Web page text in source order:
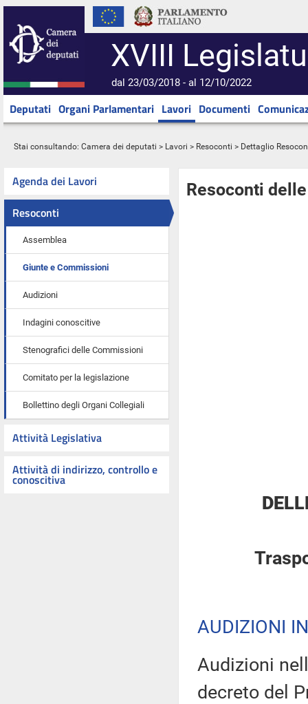
XVIII
dal 23/03/2018 - al 12/10/2022
Deputati Organi Parlamentari Lavori Documenti
Stai consultando: Camera dei deputati > Lavori > Resoconti > Dettaglio
Agenda dei Lavori
Resoconti
Assemblea
Giunte e Commissioni
Audizioni
Indagini conoscitive
Stenografici delle Commissioni
Comitato per la legislazione
Bollettino degli Organi Collegiali
Attività Legislativa
Attività di indirizzo, controllo e
conoscitiva
Resoconti
AUDIZIONI
Audizioni
decreto del